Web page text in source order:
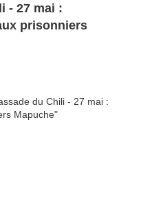
- 27 mai :
prisonniers